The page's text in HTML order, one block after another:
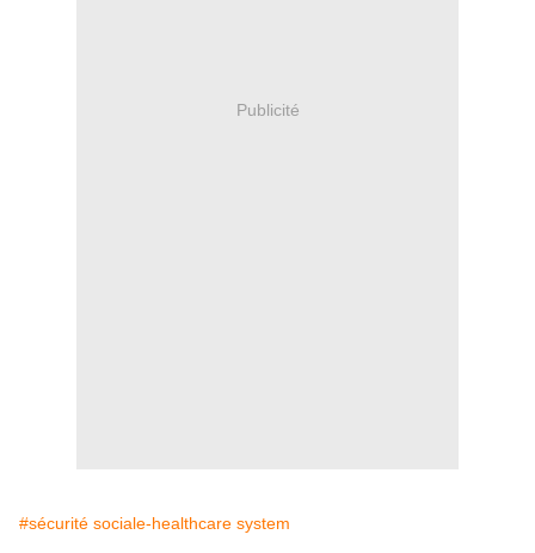
Publicité
#sécurité sociale-healthcare system